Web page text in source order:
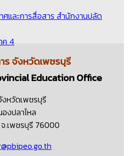
ศและการสื่อสาร สำนักงานปลัด
ค 4
รจังหวัดเพชรบุรี
Education Office
หวัดเพชรบุรี
งปลาไหล
.เพชรบุรี 76000